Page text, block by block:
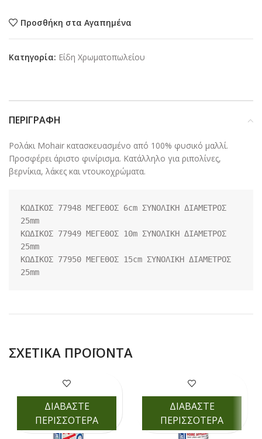
Προσθήκη στα Αγαπημένα
Κατηγορία: Είδη Χρωματοπωλείου
ΠΕΡΙΓΡΑΦΉ
Ρολάκι Mohair κατασκευασμένο από 100% φυσικό μαλλί.
Προσφέρει άριστο φινίρισμα. Κατάλληλο για ριπολίνες,
βερνίκια, λάκες και ντουκοχρώματα.
ΚΩΔΙΚΟΣ 77948 ΜΕΓΕΘΟΣ 6cm ΣΥΝΟΛΙΚΗ ΔΙΑΜΕΤΡΟΣ
25mm
ΚΩΔΙΚΟΣ 77949 ΜΕΓΕΘΟΣ 10m ΣΥΝΟΛΙΚΗ ΔΙΑΜΕΤΡΟΣ
25mm
ΚΩΔΙΚΟΣ 77950 ΜΕΓΕΘΟΣ 15cm ΣΥΝΟΛΙΚΗ ΔΙΑΜΕΤΡΟΣ
25mm
ΣΧΕΤΙΚΆ ΠΡΟΪΌΝΤΑ
ΔΙΑΒΑΣΤΕ
ΠΕΡΙΣΣΟΤΕΡΑ
ΔΙΑΒΑΣΤΕ
ΠΕΡΙΣΣΟΤΕΡΑ